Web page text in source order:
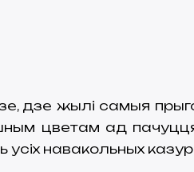
дзе жылі самыя
цветам ад
навакольных